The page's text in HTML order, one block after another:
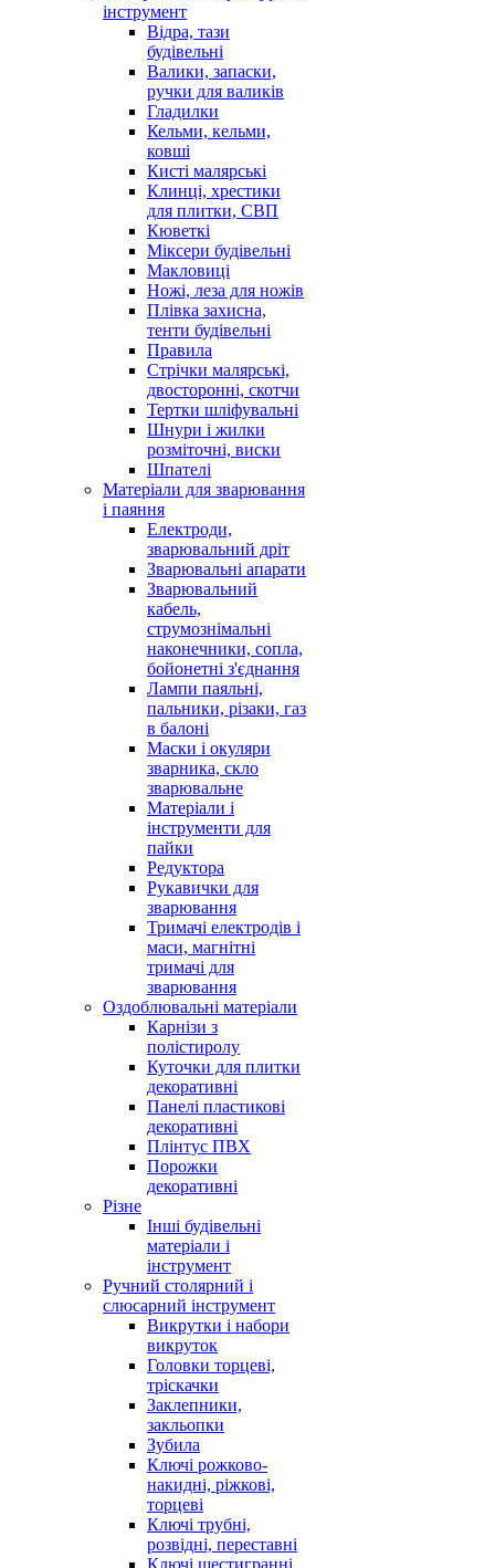
інструмент
Відра, тази
будівельні
Валики, запаски,
ручки для валиків
Гладилки
Кельми, кельми,
ковші
Кисті малярські
Клинці, хрестики
для плитки, СВП
Кюветкі
Міксери будівельні
Макловиці
Ножі, леза для ножів
Плівка захисна,
тенти будівельні
Правила
Стрічки малярські,
двосторонні, скотчи
Тертки шліфувальні
Шнури і жилки
розміточні, виски
Шпателі
Матеріали для зварювання
і паяння
Електроди,
зварювальний дріт
Зварювальні апарати
Зварювальний
кабель,
струмознімальні
наконечники, сопла,
бойонетні з'єднання
Лампи паяльні,
пальники, різаки, газ
в балоні
Маски і окуляри
зварника, скло
зварювальне
Матеріали і
інструменти для
пайки
Редуктора
Рукавички для
зварювання
Тримачі електродів і
маси, магнітні
тримачі для
зварювання
Оздоблювальні матеріали
Карнізи з
полістиролу
Куточки для плитки
декоративні
Панелі пластикові
декоративні
Плінтус ПВХ
Порожки
декоративні
Різне
Інші будівельні
матеріали і
інструмент
Ручний столярний і
слюсарний інструмент
Викрутки і набори
викруток
Головки торцеві,
тріскачки
Заклепники,
закльопки
Зубила
Ключі рожково-
накидні, ріжкові,
торцеві
Ключі трубні,
розвідні, переставні
Ключі шестигранні